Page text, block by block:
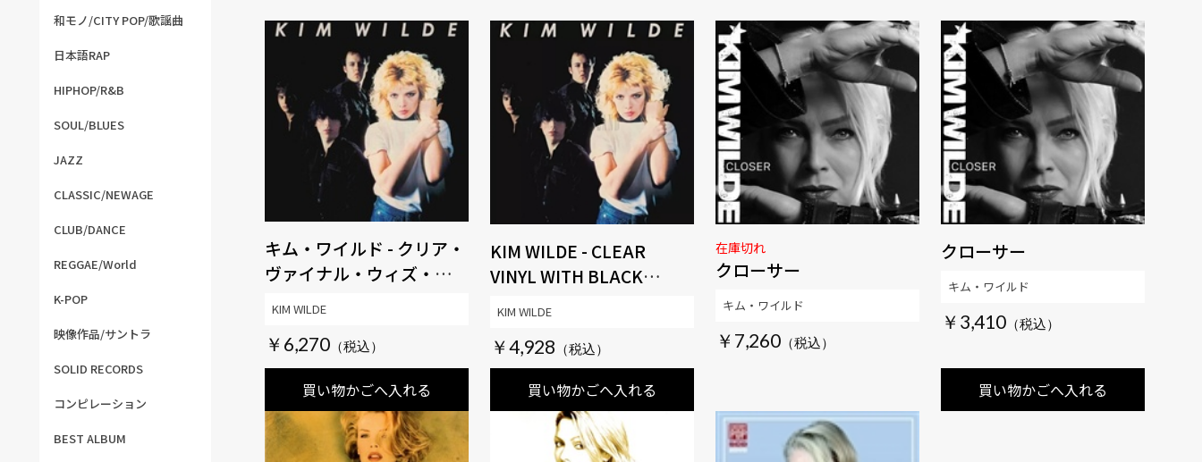
和モノ/CITY POP/歌謡曲
日本語RAP
HIPHOP/R&B
SOUL/BLUES
JAZZ
CLASSIC/NEWAGE
CLUB/DANCE
REGGAE/World
K-POP
映像作品/サントラ
SOLID RECORDS
コンピレーション
BEST ALBUM
キム・ワイルド - クリア・
ヴァイナル・ウィズ・ブラ
￥6,270
買い物かごへ入れる
KIM WILDE
KIM WILDE - CLEAR
VINYL WITH BLACK
￥4,928
買い物かごへ入れる
KIM WILDE
クローサー
在庫切れ
￥7,260
キム・ワイルド
クローサー
￥3,410
買い物かごへ入れる
キム・ワイルド